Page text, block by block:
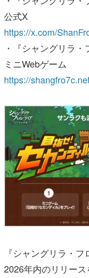
公式X
https://x.com/
・『シャングリラ・
ミニWebゲーム
https://
『シャングリラ・
2026年内のリリース